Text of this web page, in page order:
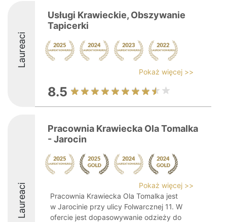
Laureaci
Usługi Krawieckie, Obszywanie
Tapicerki
Pokaż więcej >>
8.5
Laureaci
Pracownia Krawiecka Ola Tomalka
- Jarocin
Pokaż więcej >>
Pracownia Krawiecka Ola Tomalka jest
w Jarocinie przy ulicy Folwarcznej 11. W
ofercie jest dopasowywanie odzieży do